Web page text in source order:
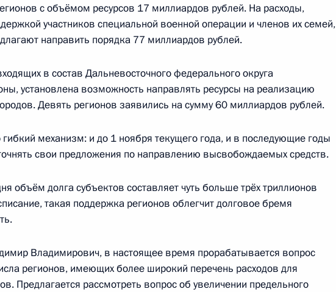
российско-мьянманских переговоров
Москва, Кремль
Москва, Кремль
понедельник
Татарстана Рустамом Миннихановым
Москва, Кремль
с объёмом ресурсов 17 миллиардов рублей. На расходы,
участников специальной военной операции и членов их семей,
направить порядка 77 миллиардов рублей.
в состав Дальневосточного федерального округа
установлена возможность направлять ресурсы на реализацию
Девять регионов заявились на сумму 60 миллиардов рублей.
гибкий механизм: и до 1 ноября текущего года, и в последующие годы
свои предложения по направлению высвобождаемых средств.
объём долга субъектов составляет чуть больше трёх триллионов
такая поддержка регионов облегчит долговое бремя
Владимирович, в настоящее время прорабатывается вопрос
регионов, имеющих более широкий перечень расходов для
Предлагается рассмотреть вопрос об увеличении предельного